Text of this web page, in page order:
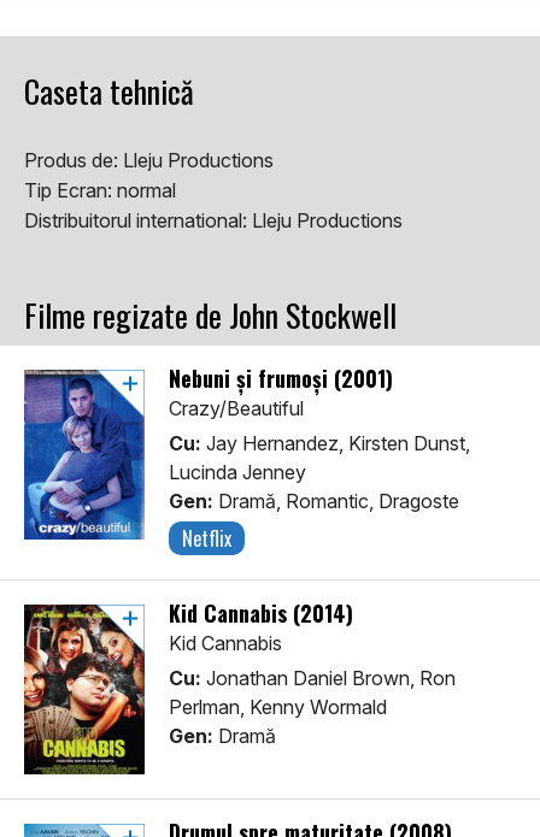
Caseta tehnică
Produs de: Lleju Productions
Tip Ecran: normal
Distribuitorul international: Lleju Productions
Filme regizate de John Stockwell
Nebuni și frumoși (2001)
Crazy/Beautiful
Cu: Jay Hernandez, Kirsten Dunst,
Lucinda Jenney
Gen: Dramă, Romantic, Dragoste
Netflix
Kid Cannabis (2014)
Kid Cannabis
Cu: Jonathan Daniel Brown, Ron
Perlman, Kenny Wormald
Gen: Dramă